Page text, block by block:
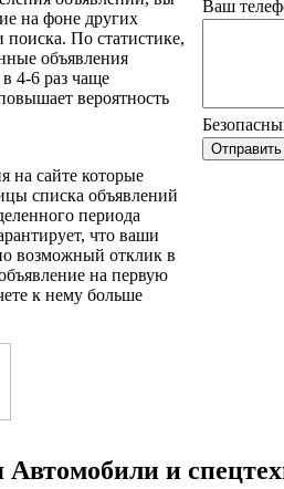
на фоне других
По статистике,
объявления
4-6 раз чаще
вероятность
на сайте которые
списка объявлений
периода
что ваши
возможный отклик в
на первую
к нему больше
Ваш
и